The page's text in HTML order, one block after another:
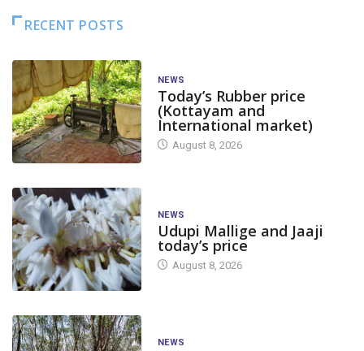
RECENT POSTS
NEWS
Today’s Rubber price
(Kottayam and
International market)
August 8, 2026
NEWS
Udupi Mallige and Jaaji
today’s price
August 8, 2026
NEWS